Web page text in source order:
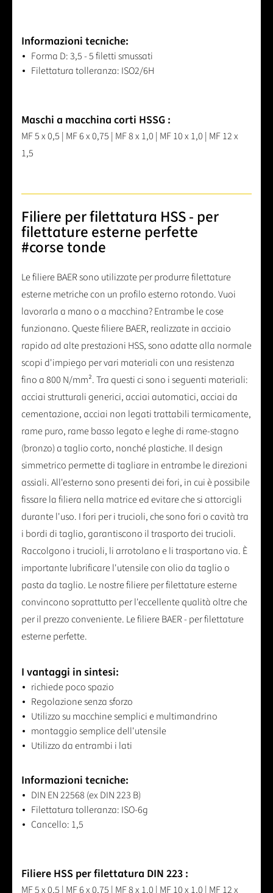
Informazioni tecniche:
Forma D: 3,5 - 5 filetti smussati
Filettatura tolleranza: ISO2/6H
Maschi a macchina corti HSSG :
MF 5 x 0,5 | MF 6 x 0,75 | MF 8 x 1,0 | MF 10 x 1,0 | MF 12 x
1,5
Filiere per filettatura HSS - per
filettature esterne perfette
#corse tonde
Le filiere BAER sono utilizzate per produrre filettature
esterne metriche con un profilo esterno rotondo. Vuoi
lavorarla a mano o a macchina? Entrambe le cose
funzionano. Queste filiere BAER, realizzate in acciaio
rapido ad alte prestazioni HSS, sono adatte alla normale
scopi d'impiego per vari materiali con una resistenza
fino a 800 N/mm². Tra questi ci sono i seguenti materiali:
acciai strutturali generici, acciai automatici, acciai da
cementazione, acciai non legati trattabili termicamente,
rame puro, rame basso legato e leghe di rame-stagno
(bronzo) a taglio corto, nonché plastiche. Il design
simmetrico permette di tagliare in entrambe le direzioni
assiali. All'esterno sono presenti dei fori, in cui è possibile
fissare la filiera nella matrice ed evitare che si attorcigli
durante l'uso. I fori per i trucioli, che sono fori o cavità tra
i bordi di taglio, garantiscono il trasporto dei trucioli.
Raccolgono i trucioli, li arrotolano e li trasportano via. È
importante lubrificare l'utensile con olio da taglio o
pasta da taglio. Le nostre filiere per filettature esterne
convincono soprattutto per l'eccellente qualità oltre che
per il prezzo conveniente. Le filiere BAER - per filettature
esterne perfette.
I vantaggi in sintesi:
richiede poco spazio
Regolazione senza sforzo
Utilizzo su macchine semplici e multimandrino
montaggio semplice dell'utensile
Utilizzo da entrambi i lati
Informazioni tecniche:
DIN EN 22568 (ex DIN 223 B)
Filettatura tolleranza: ISO-6g
Cancello: 1,5
Filiere HSS per filettatura DIN 223 :
MF 5 x 0,5 | MF 6 x 0,75 | MF 8 x 1,0 | MF 10 x 1,0 | MF 12 x